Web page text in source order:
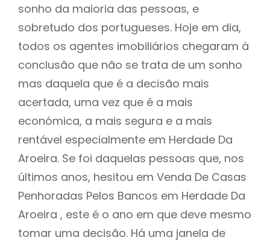
sonho da maioria das pessoas, e
sobretudo dos portugueses. Hoje em dia,
todos os agentes imobiliários chegaram à
conclusão que não se trata de um sonho
mas daquela que é a decisão mais
acertada, uma vez que é a mais
económica, a mais segura e a mais
rentável especialmente em Herdade Da
Aroeira. Se foi daquelas pessoas que, nos
últimos anos, hesitou em Venda De Casas
Penhoradas Pelos Bancos em Herdade Da
Aroeira , este é o ano em que deve mesmo
tomar uma decisão. Há uma janela de